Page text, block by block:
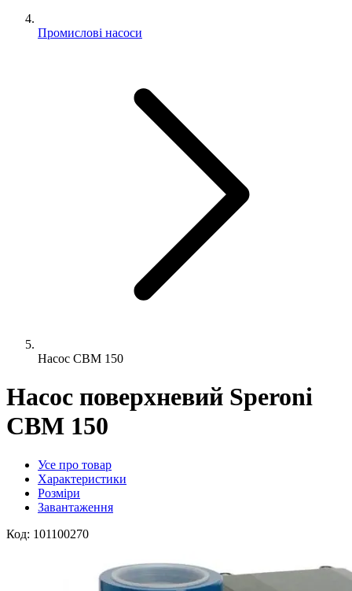
Промислові насоси
Насос CBM 150
Насос поверхневий Speroni
CBM 150
Усе про товар
Характеристики
Розміри
Завантаження
Код: 101100270